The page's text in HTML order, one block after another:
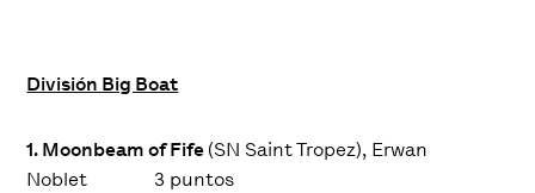
División Big Boat
1. Moonbeam of Fife(SN Saint Tropez), Erwan
Noblet 3 puntos